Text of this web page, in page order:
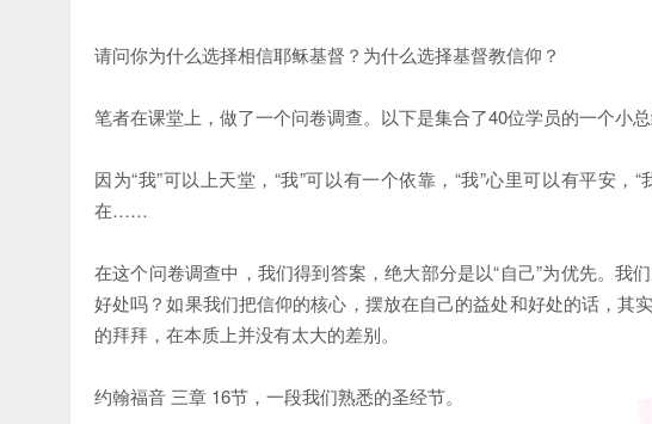
请问你为什么选择相信耶稣基督？为什么选择基督教信仰？
笔者在课堂上，做了一个问卷调查。以下是集合了40位学员的一个小总
因为“我”可以上天堂，“我”可以有一个依靠，“我”心里可以有平安，
在……
在这个问卷调查中，我们得到答案，绝大部分是以“自己”为优先。我
好处吗？如果我们把信仰的核心，摆放在自己的益处和好处的话，其
的拜拜，在本质上并没有太大的差别。
约翰福音 三章 16节，一段我们熟悉的圣经节。